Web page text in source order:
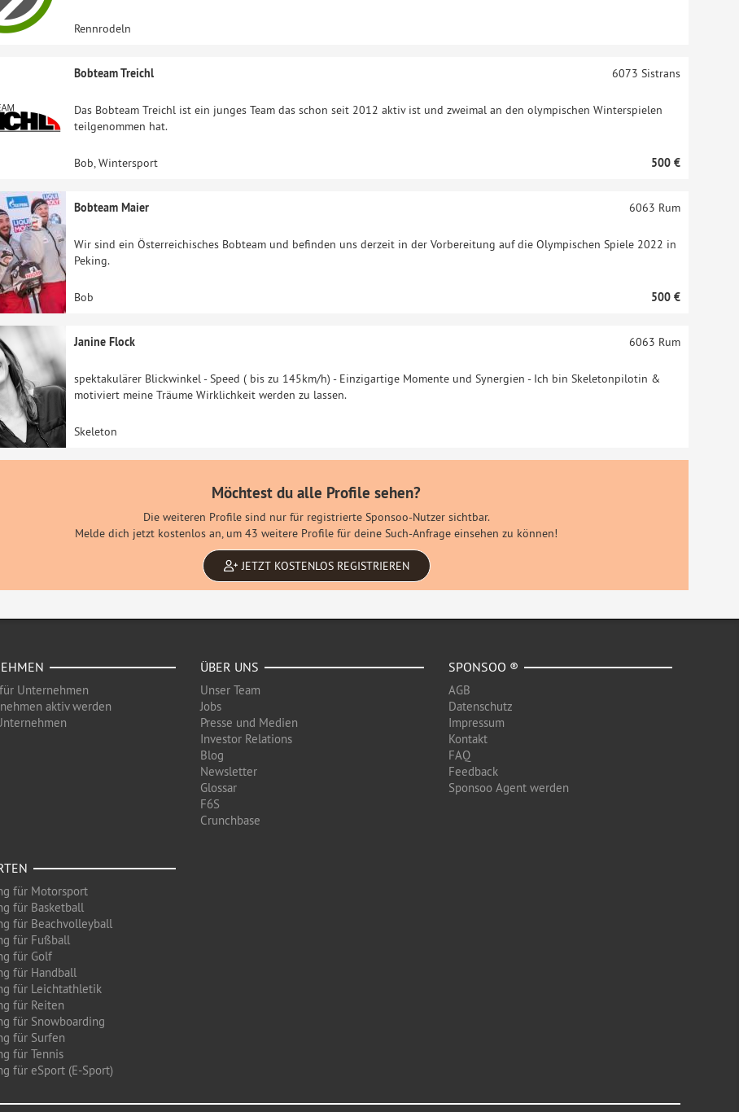
Rennrodeln
Bobteam Treichl
Das Bobteam Treichl ist ein junges Team das schon seit 2012 aktiv ist und zweimal an den olympischen Winterspielen
teilgenommen hat.
6073 Sistrans
Bob, Wintersport 500 €
Bobteam Maier
Wir sind ein Österreichisches Bobteam und befinden uns derzeit in der Vorbereitung auf die Olympischen Spiele 2022 in
Peking.
6063 Rum
Bob 500 €
Janine Flock
spektakulärer Blickwinkel - Speed ( bis zu 145km/h) - Einzigartige Momente und Synergien - Ich bin Skeletonpilotin &
motiviert meine Träume Wirklichkeit werden zu lassen.
6063 Rum
Skeleton
Möchtest du alle Profile sehen?
Die weiteren Profile sind nur für registrierte Sponsoo-Nutzer sichtbar.
Melde dich jetzt kostenlos an, um 43 weitere Profile für deine Such-Anfrage einsehen zu können!
JETZT KOSTENLOS REGISTRIEREN
Unternehmen
aktiv werden
ÜBER UNS
Unser Team
Jobs
Presse und Medien
Investor Relations
Blog
Newsletter
Glossar
F6S
Crunchbase
SPONSOO ®
AGB
Datenschutz
Impressum
Kontakt
FAQ
Feedback
Sponsoo Agent werden
für Motorsport
für Basketball
für Beachvolleyball
für Fußball
für Golf
für Handball
für Leichtathletik
für Reiten
für Snowboarding
für Surfen
für Tennis
für eSport (E-Sport)